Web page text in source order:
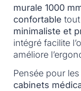
murale 1000
confortable
minimaliste et
intégré facilite
améliore
Pensée pour les
cabinets